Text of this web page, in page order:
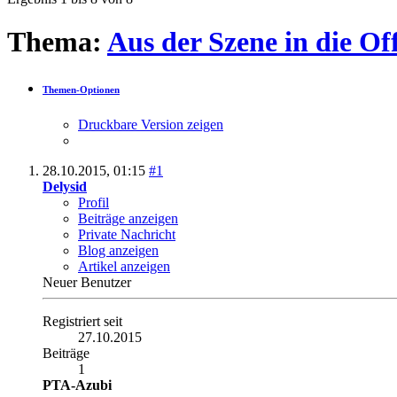
Thema: Aus der Szene in die
Themen-Optionen
Druckbare Version zeigen
28.10.2015, 01:15 #1
Delysid
Profil
Beiträge anzeigen
Private Nachricht
Blog anzeigen
Artikel anzeigen
Neuer Benutzer
Registriert seit
27.10.2015
Beiträge
1
PTA-Azubi